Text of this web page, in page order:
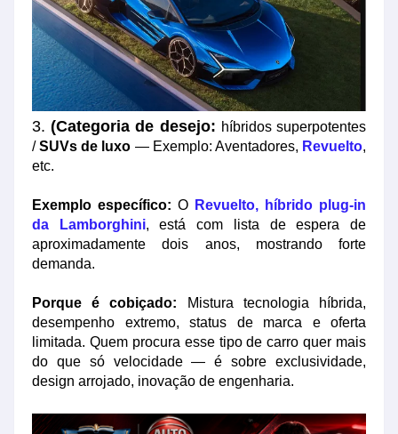
3.(Categoria de desejo: híbridos superpotentes
/SUVs de luxo — Exemplo: Aventadores, Revuelto,
etc.
Exemplo específico: O Revuelto, híbrido plug-in
da Lamborghini, está com lista de espera de
aproximadamente dois anos, mostrando forte
demanda.
Porque é cobiçado:
Mistura tecnologia híbrida,
desempenho extremo, status de marca e oferta
limitada. Quem procura esse tipo de carro quer mais
do que só velocidade — é sobre exclusividade,
design arrojado, inovação de engenharia.